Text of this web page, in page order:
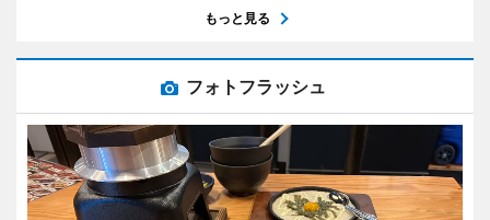
もっと見る
フォトフラッシュ